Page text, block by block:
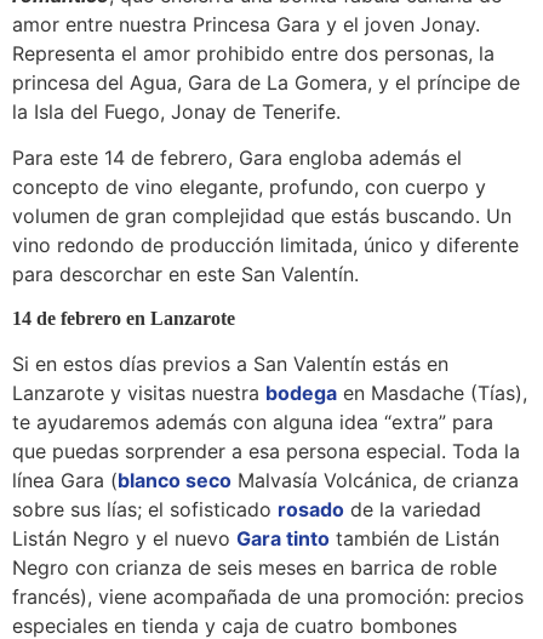
amor entre nuestra Princesa Gara y el joven Jonay.
Representa el amor prohibido entre dos personas, la
princesa del Agua, Gara de La Gomera, y el príncipe de
la Isla del Fuego, Jonay de Tenerife.
Para este 14 de febrero, Gara engloba además el
concepto de vino elegante, profundo, con cuerpo y
volumen de gran complejidad que estás buscando. Un
vino redondo de producción limitada, único y diferente
para descorchar en este San Valentín.
14 de febrero en Lanzarote
Si en estos días previos a San Valentín estás en
Lanzarote y visitas nuestra bodega en Masdache (Tías),
te ayudaremos además con alguna idea “extra” para
que puedas sorprender a esa persona especial. Toda la
línea Gara (blanco seco Malvasía Volcánica, de crianza
sobre sus lías; el sofisticado rosado de la variedad
Listán Negro y el nuevo Gara tinto también de Listán
Negro con crianza de seis meses en barrica de roble
francés), viene acompañada de una promoción: precios
especiales en tienda y caja de cuatro bombones